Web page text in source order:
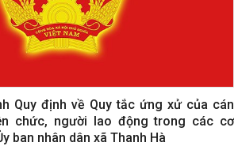
Quy định về Quy tắc ứng xử của cán
chức, người lao động trong các cơ
ban nhân dân xã Thanh Hà